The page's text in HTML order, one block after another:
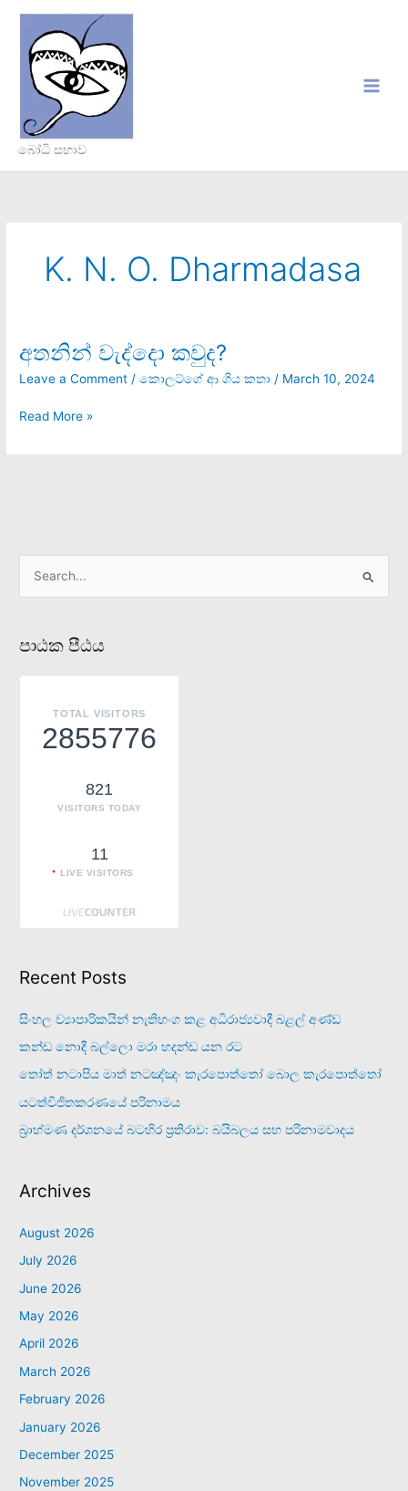
content
බෝධි සභාව
K. N. O. Dharmadasa
අතනින් වැද්දො කවුද?
Leave a Comment /කොලට්ගේ ආ ගිය කතා / March 10, 2024
අතනින්
වැද්දො
කවුද?
Read More »
r
c
පාඨක පීඨය
TOTAL VISITORS
2855776
821
VISITORS TODAY
11
LIVE VISITORS
Recent Posts
සිංහල ව්‍යාපාරිකයින් නැතිභංග කළ අධිරාජ්‍යවාදී බළල් අණ්ඩ
කන්ඩ නොදී බල්ලො මරා හදන්ඩ යන රට
තෝත් නටාපිය මාත් නටඤ්ඤං කැරපොත්තෝ බොල කැරපොත්තෝ
යටත්විජිතකරණයේ පරිනාමය
බ්‍රාහ්මණ දර්ශනයේ බටහිර ප්‍රතිරාව: බයිබලය සහ පරිනාමවාදය
Archives
August 2026
July 2026
June 2026
May 2026
April 2026
March 2026
February 2026
January 2026
December 2025
November 2025